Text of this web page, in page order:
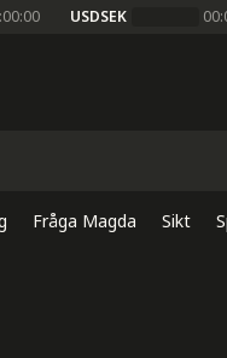
USDSEK
Fråga Magda Sikt